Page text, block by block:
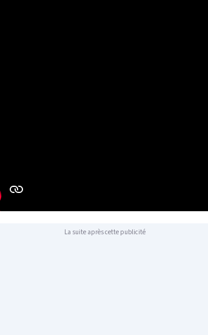
La suite après cette publicité